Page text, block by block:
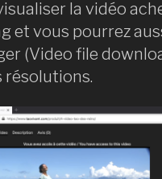
la vidéo
et vous pourrez
(Video file
résolutions.